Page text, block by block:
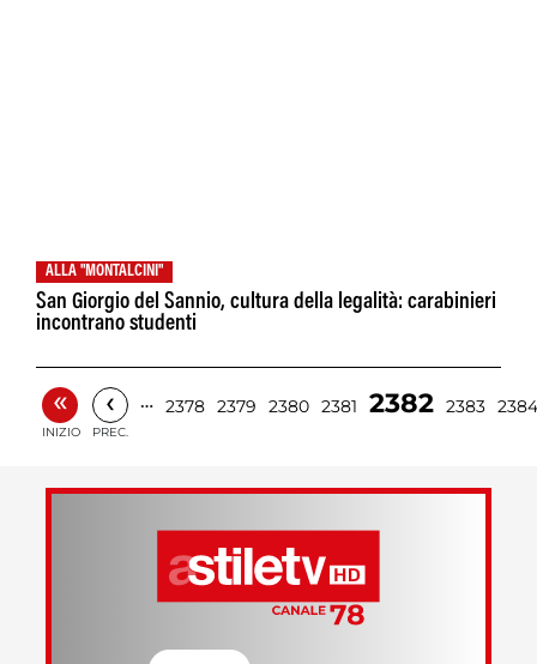
ALLA "MONTALCINI"
San Giorgio del Sannio, cultura della legalità: carabinieri
incontrano studenti
«
INIZIO
‹
PREC.
… 2378 2379 2380 2381 2382 2383 2384